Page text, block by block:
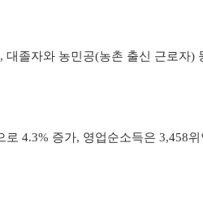
졸자와 농민공(농촌 출신 근로자)
4.3% 증가, 영업순소득은 3,458